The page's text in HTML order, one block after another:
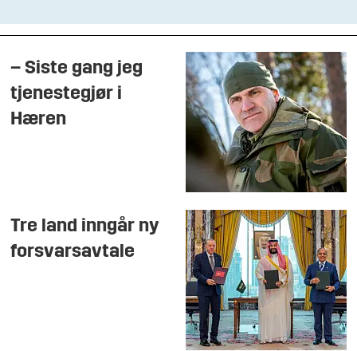
– Siste gang jeg
tjenestegjør i
Hæren
Tre land inngår ny
forsvarsavtale